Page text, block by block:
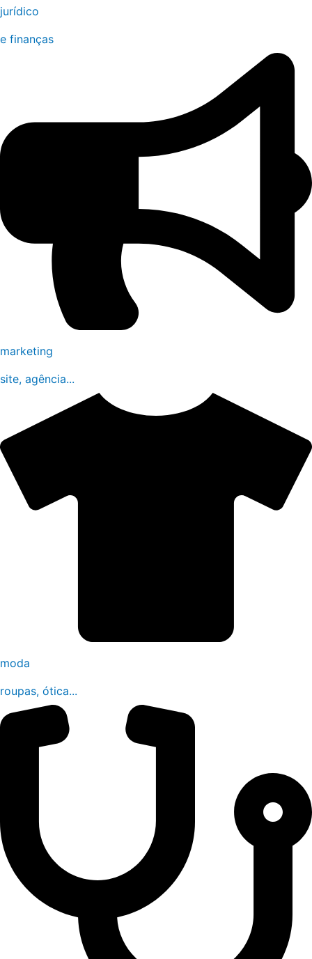
jurídico
e finanças
marketing
site, agência...
moda
roupas, ótica...